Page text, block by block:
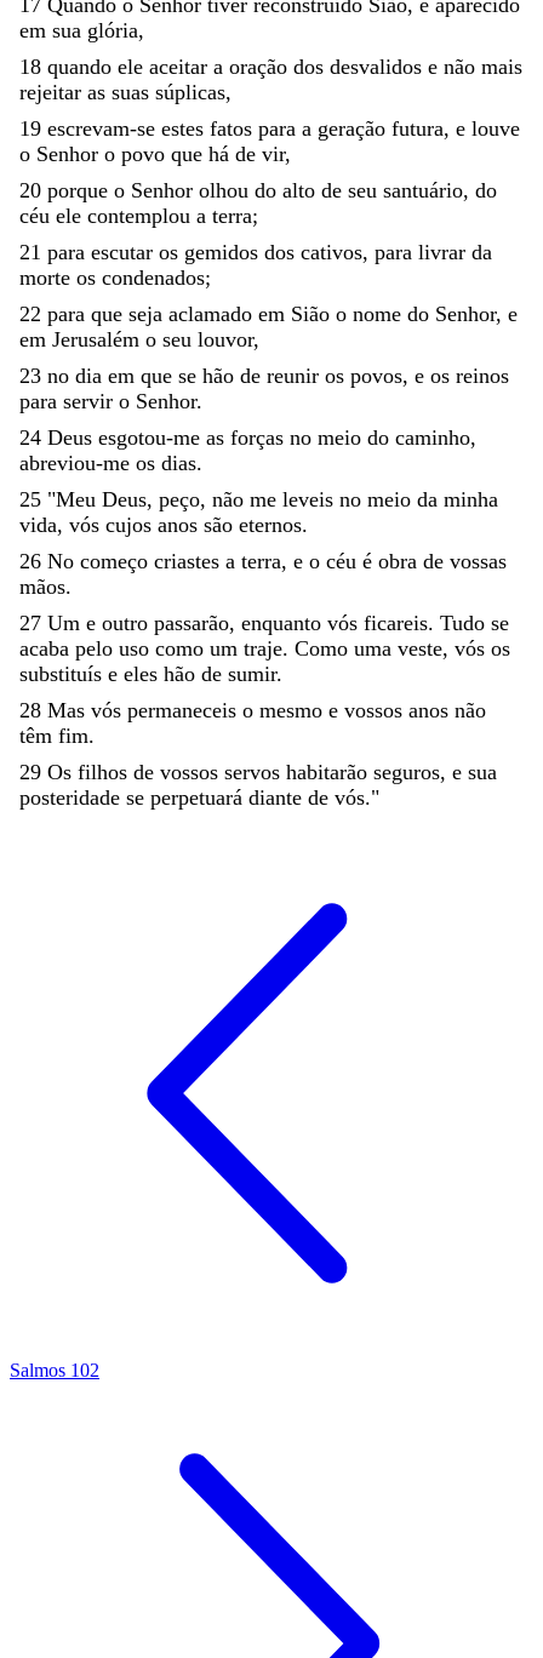
em sua glória,
18 quando ele aceitar a oração dos desvalidos e não mais
rejeitar as suas súplicas,
19 escrevam-se estes fatos para a geração futura, e louve
o Senhor o povo que há de vir,
20 porque o Senhor olhou do alto de seu santuário, do
céu ele contemplou a terra;
21 para escutar os gemidos dos cativos, para livrar da
morte os condenados;
22 para que seja aclamado em Sião o nome do Senhor, e
em Jerusalém o seu louvor,
23 no dia em que se hão de reunir os povos, e os reinos
para servir o Senhor.
24 Deus esgotou-me as forças no meio do caminho,
abreviou-me os dias.
25 "Meu Deus, peço, não me leveis no meio da minha
vida, vós cujos anos são eternos.
26 No começo criastes a terra, e o céu é obra de vossas
mãos.
27 Um e outro passarão, enquanto vós ficareis. Tudo se
acaba pelo uso como um traje. Como uma veste, vós os
substituís e eles hão de sumir.
28 Mas vós permaneceis o mesmo e vossos anos não
têm fim.
29 Os filhos de vossos servos habitarão seguros, e sua
posteridade se perpetuará diante de vós."
Salmos 102